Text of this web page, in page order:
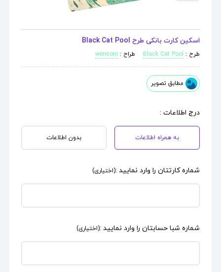
اسکین کارت بانکی طرح Black Cat Pool
طرح : Black Cat Pool طراح : wensoni
درج اطلاعات :
به همراه اطلاعات بدون اطلاعات
شماره کارتتان را وارد نمایید :(اختیاری)
شماره شبا حسابتان را وارد نمایید :(اختیاری)
مطابق تصویر